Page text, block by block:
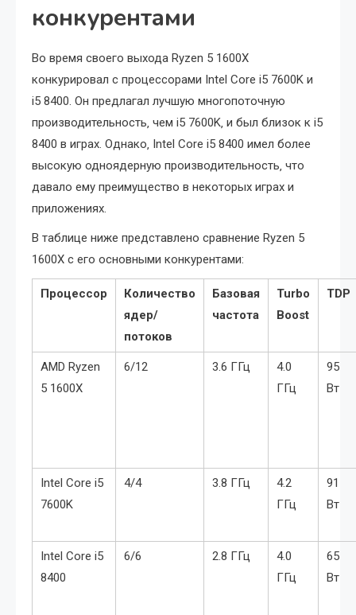
конкурентами
Во время своего выхода Ryzen 5 1600X
конкурировал с процессорами Intel Core i5 7600K и
i5 8400. Он предлагал лучшую многопоточную
производительность‚ чем i5 7600K‚ и был близок к i5
8400 в играх. Однако‚ Intel Core i5 8400 имел более
высокую одноядерную производительность‚ что
давало ему преимущество в некоторых играх и
приложениях.
В таблице ниже представлено сравнение Ryzen 5
1600X с его основными конкурентами:
Процессор
Количество
ядер/
потоков
Базовая
частота
Turbo
Boost
TDP
AMD Ryzen
5 1600X
6/12 3.6 ГГц
4.0
ГГц
95
Вт
Intel Core i5
7600K
4/4 3.8 ГГц
4.2
ГГц
91
Вт
Intel Core i5
8400
6/6 2.8 ГГц
4.0
ГГц
65
Вт